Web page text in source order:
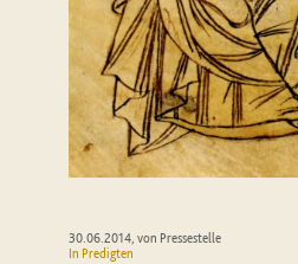
30.06.2014, von Pressestelle
In Predigten